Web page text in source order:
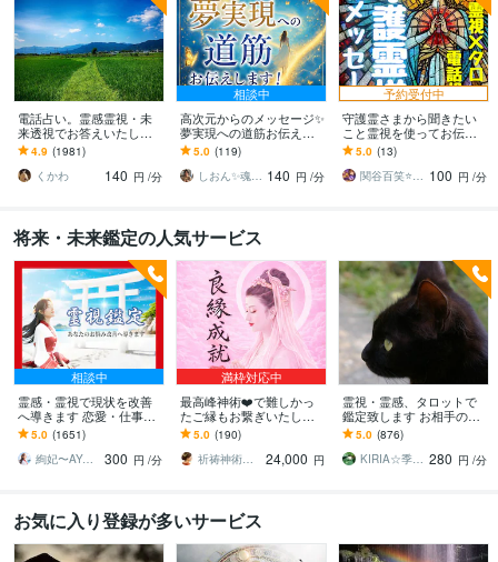
電話占い。霊感霊視・未
来透視でお答えいたしま
す 生まれつきの霊感霊視
で視えたままのメッセー
ジをお伝えします。
4.9 (1981)
くかわ
140 円 /分
相談中
高次元からのメッセージ✨
夢実現への道筋お伝えし
ます 副業・転職・創作活
動・自分ビジネスなど
の、新たな一歩を後押し
5.0 (119)
しおん✨魂の声を聴く未来創造セラピスト✨ 140 円 /分
予約受付中
守護霊さまから聞きたい
こと霊視を使ってお伝え
します 悩みの意味・人生
の流れ・今必要なメッセ
ージ…あなたに届けます
5.0 (13)
関谷百笑⭐算命学・守護霊・オーラ鑑定士⭐ 100 円 /分
将来・未来鑑定の人気サービス
相談中
霊感・霊視で現状を改善
へ導きます 恋愛・仕事・
相手のお気持ち・未来の
兆し✴︎霊視で鑑定します
5.0 (1651)
絢妃〜AYAKI〜霊視鑑定師
300 円 /分
満枠対応中
最高峰神術❤️で難しかっ
たご縁もお繋ぎいたしま
す 【最強縁結びの最上
形】あなたの願いを具現
化させます※悪用厳禁
5.0 (190)
祈祷神術師 神羅
24,000 円
霊視・霊感、タロットで
鑑定致します お相手の気
持ち、今後の未来へ幸せ
になる為のアドバイス致
します
5.0 (876)
KIRIA☆季世。 280 円 /分
お気に入り登録が多いサービス